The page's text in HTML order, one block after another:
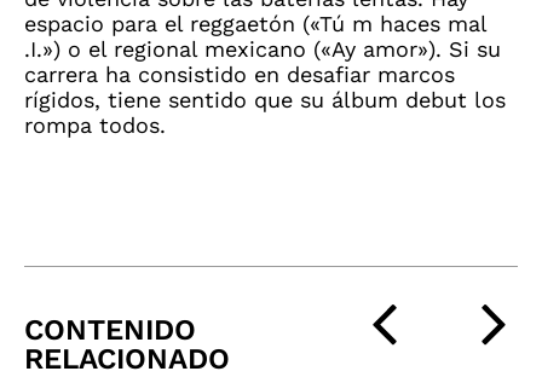
espacio para el reggaetón («Tú m haces mal
.I.») o el regional mexicano («Ay amor»). Si su
carrera ha consistido en desafiar marcos
rígidos, tiene sentido que su álbum debut los
rompa todos.
CONTENIDO
RELACIONADO